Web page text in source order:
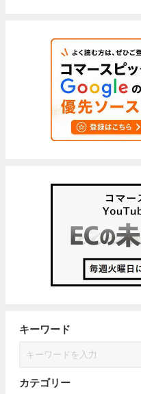
キーワード
カテゴリー